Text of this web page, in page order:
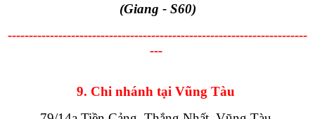
(Giang - S60)
-----------------------------------------------------------------------
---
9. Chi nhánh tại Vũng Tàu